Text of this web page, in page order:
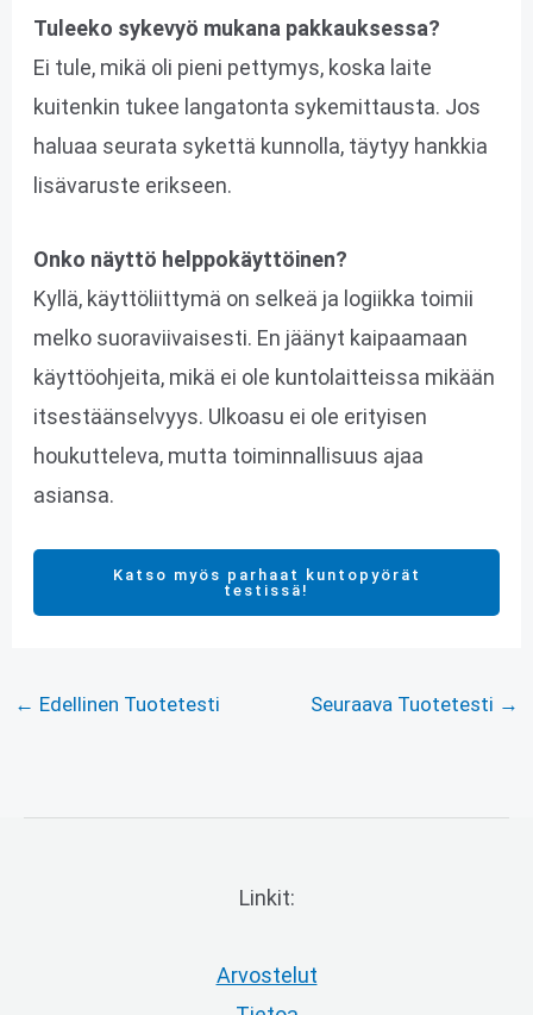
Tuleeko sykevyö mukana pakkauksessa?
Ei tule, mikä oli pieni pettymys, koska laite
kuitenkin tukee langatonta sykemittausta. Jos
haluaa seurata sykettä kunnolla, täytyy hankkia
lisävaruste erikseen.
Onko näyttö helppokäyttöinen?
Kyllä, käyttöliittymä on selkeä ja logiikka toimii
melko suoraviivaisesti. En jäänyt kaipaamaan
käyttöohjeita, mikä ei ole kuntolaitteissa mikään
itsestäänselvyys. Ulkoasu ei ole erityisen
houkutteleva, mutta toiminnallisuus ajaa
asiansa.
Katso myös parhaat kuntopyörät
testissä!
← Edellinen Tuotetesti Seuraava Tuotetesti →
Linkit:
Arvostelut